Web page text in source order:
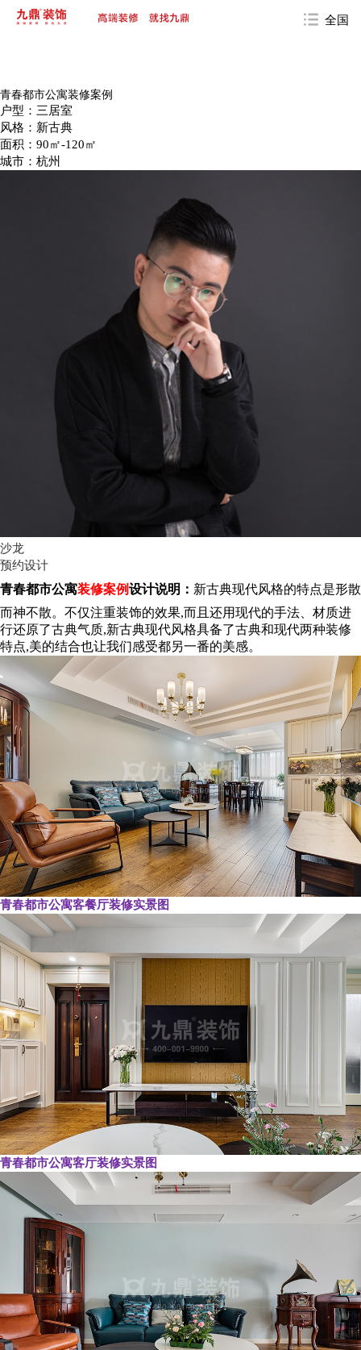
全国
青春都市公寓装修案例
户型：三居室
风格：新古典
面积：90㎡-120㎡
城市：杭州
沙龙
预约设计
青春都市公寓装修案例设计说明： 新古典现代风格的特点是形散
而神不散。不仅注重装饰的效果,而且还用现代的手法、 材质进
行还原了古典气质,新古典现代风格具备了古典和现代两种装修
特点,美的结合也让我们感受都另一番的美感。
青春都市公寓客餐厅装修实景图
青春都市公寓客厅装修实景图